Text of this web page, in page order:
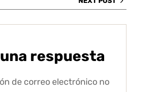
respuesta
de correo electrónico no